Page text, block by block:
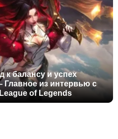
к балансу и успех
из интервью с
of Legends